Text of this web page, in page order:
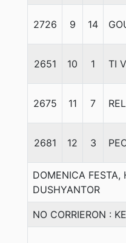
2726 9 14
2651 10 1 TI
2675 11 7
2681 12 3
DOMENICA FESTA,
DUSHYANTOR
NO CORRIERON :